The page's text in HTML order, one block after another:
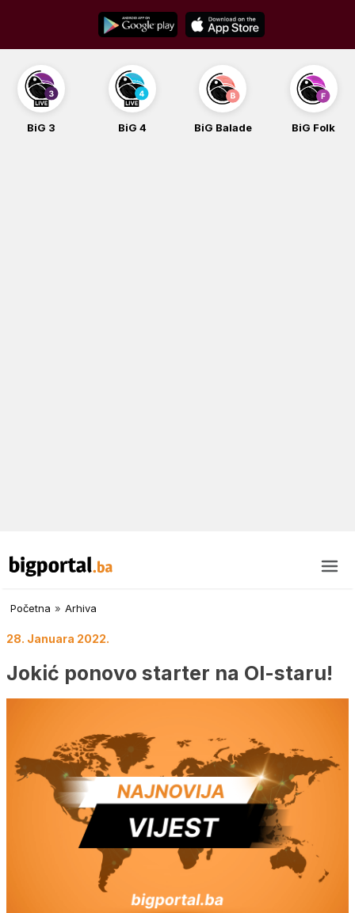
content
BiG 3 BiG 4 BiG Balade BiG Folk
Početna » Arhiva
28. Januara 2022.
Jokić ponovo starter na Ol-staru!